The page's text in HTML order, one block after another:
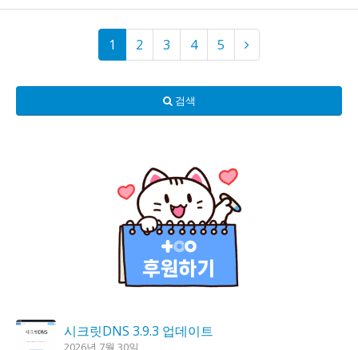
1 2 3 4 5
검색
시크릿DNS 3.9.3 업데이트
2026년 7월 30일